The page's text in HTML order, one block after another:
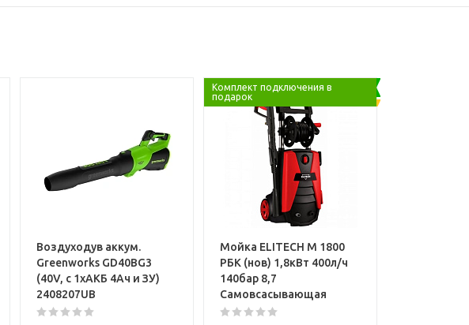
Воздуходув аккум.
Greenworks GD40BG3
(40V, с 1хАКБ 4Ач и ЗУ)
2408207UB
Комплект подключения в
подарок
Мойка ELITECH М 1800
РБК (нов) 1,8кВт 400л/ч
140бар 8,7
Самовсасывающая